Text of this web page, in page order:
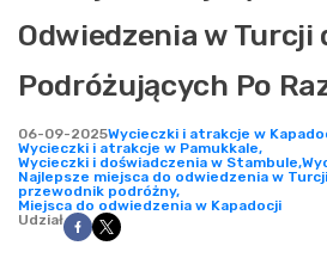
Odwiedzenia w Turcji
Podróżujących Po
06-09-2025Wycieczki i atrakcje w
Wycieczki i atrakcje w Pamukkale,
Wycieczki i doświadczenia w Stambule,
Najlepsze miejsca do odwiedzenia w
przewodnik podróżny,
Miejsca do odwiedzenia w Kapadocji
Udział